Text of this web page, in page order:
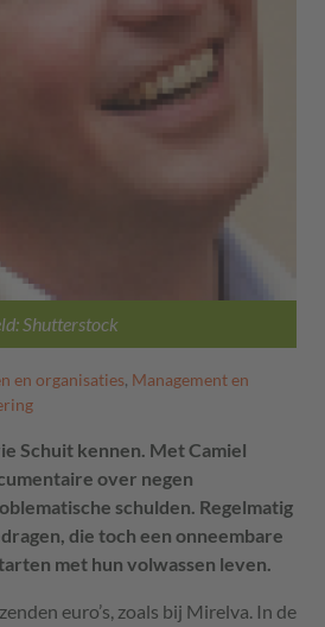
Shutterstock
en organisaties, Management en
Schuit kennen. Met Camiel
over negen
schulden. Regelmatig
die toch een onneembare
met hun volwassen leven.
euro’s, zoals bij Mirelva. In de